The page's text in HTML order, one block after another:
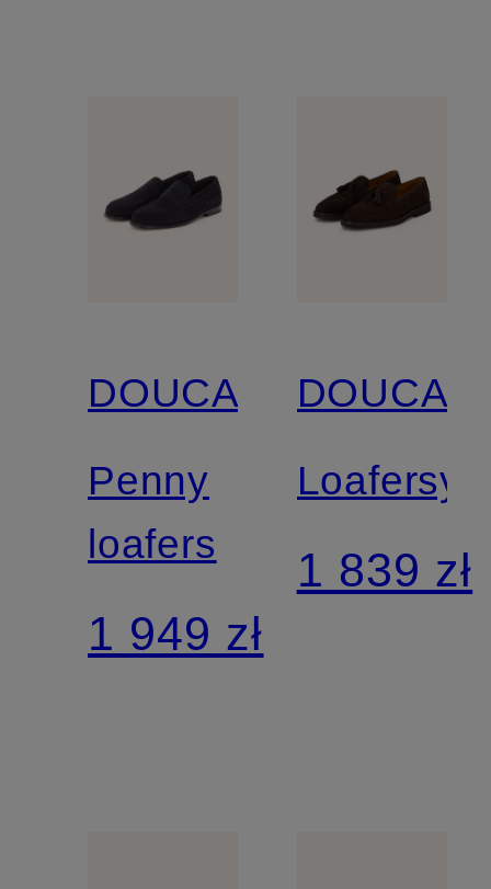
DOUCAL'S
Penny
loafers
1 949 zł
Loafersy
1 839 zł